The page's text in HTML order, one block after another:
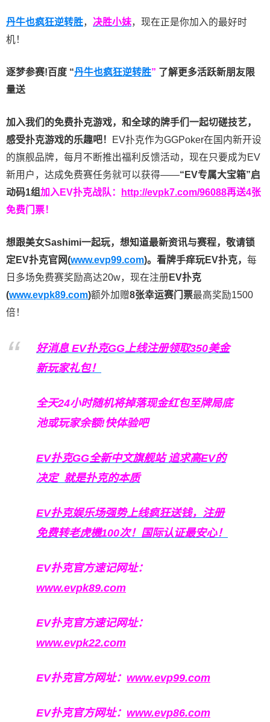
丹牛也疯狂逆转胜， 决胜小妹，现在正是你加入的最好时
机！
逐梦参赛!百度 “丹牛也疯狂逆转胜” 了解更多活跃新朋友限
量送
加入我们的免费扑克游戏，和全球的牌手们一起切磋技艺，
感受扑克游戏的乐趣吧！
EV扑克作为GGPoker在国内新开设
的旗舰品牌，每月不断推出福利反馈活动，现在只要成为EV
新用户，达成免费赛任务就可以获得——“EV专属大宝箱”启
动码1组加入EV扑克战队： http://evpk7.com/96088再送4张
免费门票！
想跟美女Sashimi一起玩， 想知道最新资讯与赛程， 敬请锁
定EV扑克官网(www.evp99.com)。 看牌手痒玩EV扑克， 每
日多场免费赛奖励高达20w，现在注册 EV扑克
(www.evpk89.com)额外加赠8张幸运赛门票最高奖励1500
倍！
好消息 EV扑克GG上线注册领取350美金
新玩家礼包！
全天24小时随机将掉落现金红包至牌局底
池或玩家余额!快体验吧
EV扑克GG全新中文旗舰站追求高EV的
决定 就是扑克的本质
EV扑克娱乐场强势上线疯狂送钱，注册
免费转老虎機100次！国际认证最安心！
EV扑克官方速记网址：
www.evpk89.com
EV扑克官方速记网址：
www.evpk22.com
EV扑克官方网址： www.evp99.com
EV扑克官方网址： www.evp86.com